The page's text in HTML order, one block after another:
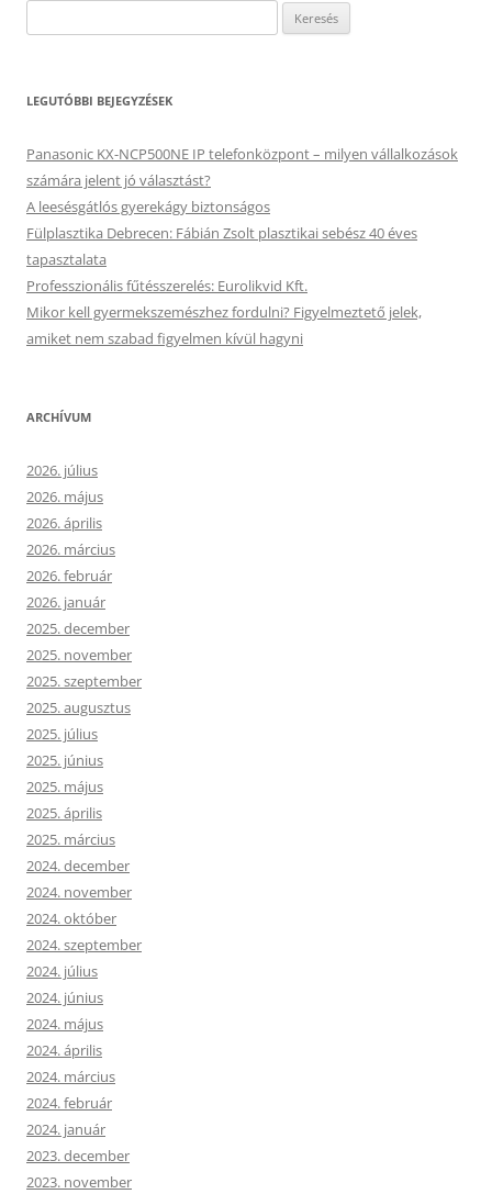
LEGUTÓBBI BEJEGYZÉSEK
Panasonic KX-NCP500NE IP telefonközpont – milyen vállalkozások
számára jelent jó választást?
A leesésgátlós gyerekágy biztonságos
Fülplasztika Debrecen: Fábián Zsolt plasztikai sebész 40 éves
tapasztalata
Professzionális fűtésszerelés: Eurolikvid Kft.
Mikor kell gyermekszemészhez fordulni? Figyelmeztető jelek,
amiket nem szabad figyelmen kívül hagyni
ARCHÍVUM
2026. július
2026. május
2026. április
2026. március
2026. február
2026. január
2025. december
2025. november
2025. szeptember
2025. augusztus
2025. július
2025. június
2025. május
2025. április
2025. március
2024. december
2024. november
2024. október
2024. szeptember
2024. július
2024. június
2024. május
2024. április
2024. március
2024. február
2024. január
2023. december
2023. november